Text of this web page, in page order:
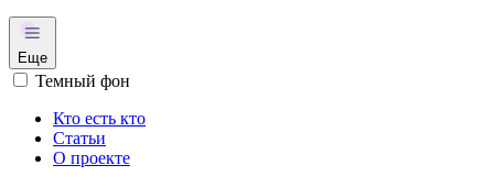
Еще
Темный фон
Кто есть кто
Статьи
О проекте